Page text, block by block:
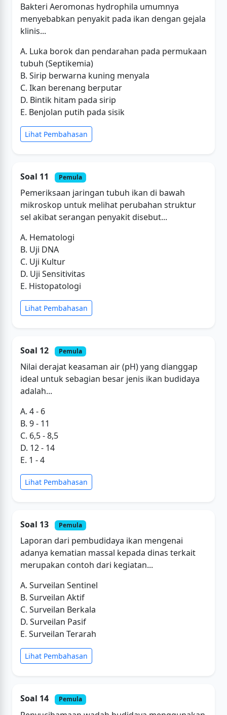
Bakteri Aeromonas hydrophila umumnya
menyebabkan penyakit pada ikan dengan gejala
klinis...
A. Luka borok dan pendarahan pada permukaan
tubuh (Septikemia)
B. Sirip berwarna kuning menyala
C. Ikan berenang berputar
D. Bintik hitam pada sirip
E. Benjolan putih pada sisik
Lihat Pembahasan
Soal 11 Pemula
Pemeriksaan jaringan tubuh ikan di bawah
mikroskop untuk melihat perubahan struktur
sel akibat serangan penyakit disebut...
A. Hematologi
B. Uji DNA
C. Uji Kultur
D. Uji Sensitivitas
E. Histopatologi
Lihat Pembahasan
Soal 12 Pemula
Nilai derajat keasaman air (pH) yang dianggap
ideal untuk sebagian besar jenis ikan budidaya
adalah...
A. 4 - 6
B. 9 - 11
C. 6,5 - 8,5
D. 12 - 14
E. 1 - 4
Lihat Pembahasan
Soal 13 Pemula
Laporan dari pembudidaya ikan mengenai
adanya kematian massal kepada dinas terkait
merupakan contoh dari kegiatan...
A. Surveilan Sentinel
B. Surveilan Aktif
C. Surveilan Berkala
D. Surveilan Pasif
E. Surveilan Terarah
Lihat Pembahasan
Soal 14 Pemula